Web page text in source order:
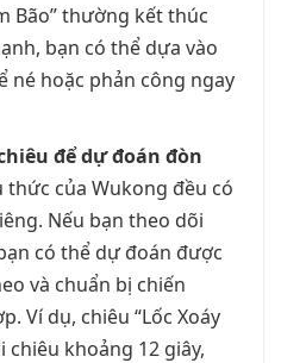
Bão” thường kết thúc
bạn có thể dựa vào
né hoặc phản công ngay
để dự đoán đòn
thức của Wukong đều có
Nếu bạn theo dõi
có thể dự đoán được
và chuẩn bị chiến
Ví dụ, chiêu “Lốc Xoáy
chiêu khoảng 12 giây,